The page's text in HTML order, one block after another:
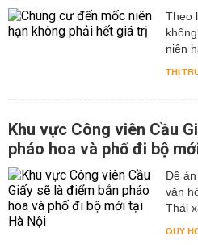
Theo
niên
THỊ
Khu vực Công viên Cầu
pháo hoa và phố đi bộ
Đề án
văn
Thái
QUY